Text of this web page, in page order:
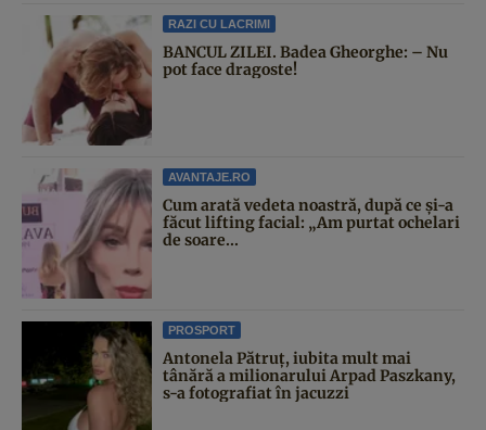
RAZI CU LACRIMI
BANCUL ZILEI. Badea Gheorghe: – Nu
pot face dragoste!
AVANTAJE.RO
Cum arată vedeta noastră, după ce și-a
făcut lifting facial: „Am purtat ochelari
de soare...
PROSPORT
Antonela Pătruț, iubita mult mai
tânără a milionarului Arpad Paszkany,
s-a fotografiat în jacuzzi